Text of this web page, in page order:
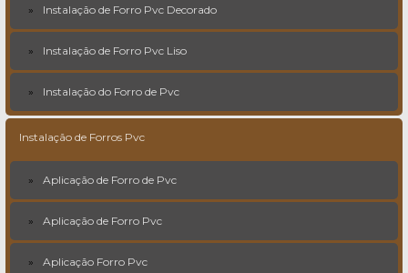
Instalação de Forro Pvc Decorado
Instalação de Forro Pvc Liso
Instalação do Forro de Pvc
Instalação de Forros Pvc
Aplicação de Forro de Pvc
Aplicação de Forro Pvc
Aplicação Forro Pvc